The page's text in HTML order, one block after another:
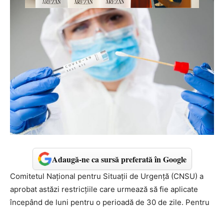
Adaugă-ne ca sursă preferată în Google
Comitetul Național pentru Situații de Urgență (CNSU) a
aprobat astăzi restricțiile care urmează să fie aplicate
începând de luni pentru o perioadă de 30 de zile. Pentru